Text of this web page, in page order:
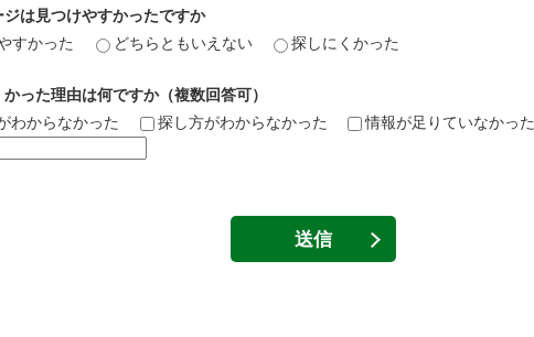
ジは見つけやすかったですか
すかった
どちらともいえない 探しにくかった
った理由は何ですか（複数回答可）
わからなかった
探し方がわからなかった 情報が足りていなかった